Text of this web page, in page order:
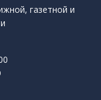
газетной и